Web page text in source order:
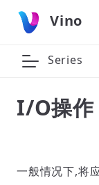
Vino
Series
I/O操作
一般情况下,将